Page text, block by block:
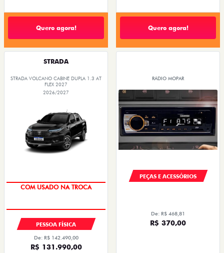
Quero agora! Quero agora!
STRADA
STRADA VOLCANO CABINE DUPLA 1.3 AT
FLEX 2027
2026/2027
COM USADO NA TROCA
PESSOA FÍSICA
De: R$ 142.490,00
R$ 131.990,00
RÁDIO MOPAR
PEÇAS E ACESSÓRIOS
De: R$ 468,81
R$ 370,00